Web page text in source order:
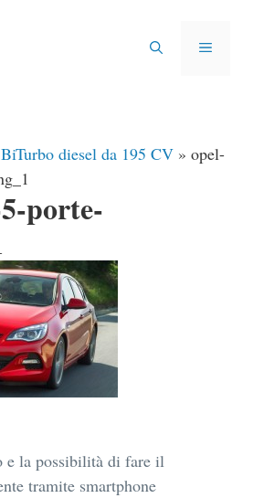
MENU
diesel da 195 CV » opel-
porte-
e la possibilità di fare il
tramite smartphone